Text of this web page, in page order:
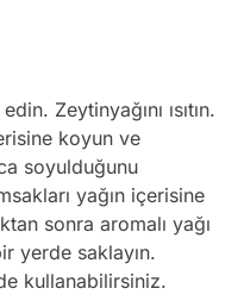
Zeytinyağını ısıtın.
koyun ve
soyulduğunu
yağın içerisine
sonra aromalı yağı
yerde saklayın.
kullanabilirsiniz.